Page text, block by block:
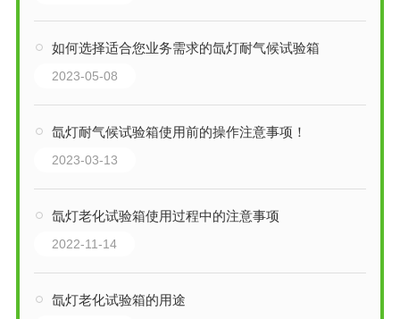
如何选择适合您业务需求的氙灯耐气候试验箱
2023-05-08
氙灯耐气候试验箱使用前的操作注意事项！
2023-03-13
氙灯老化试验箱使用过程中的注意事项
2022-11-14
氙灯老化试验箱的用途